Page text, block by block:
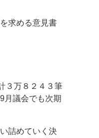
求める意見書
３万８２４３筆
月議会でも次期
詰めていく決